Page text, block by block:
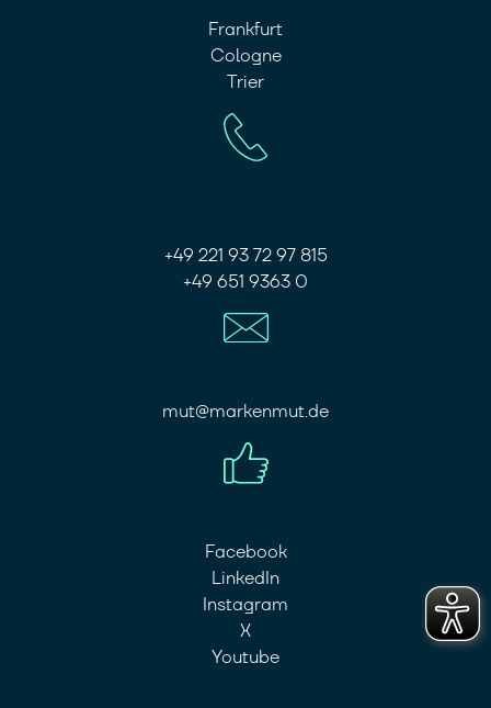
Frankfurt
Cologne
Trier
+49 221 93 72 97 815
+49 651 9363 0
mut@markenmut.de
Facebook
LinkedIn
Instagram
X
Youtube